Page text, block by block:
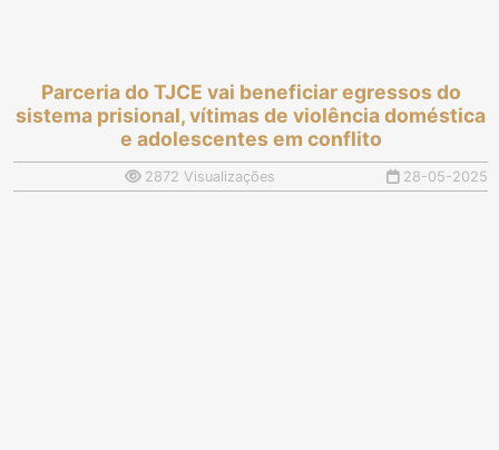
Parceria do TJCE vai beneficiar egressos do
sistema prisional, vítimas de violência doméstica
e adolescentes em conflito
2872 Visualizações 28-05-2025